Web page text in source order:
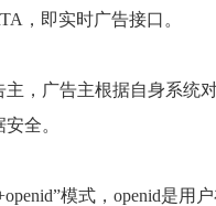
，即实时广告接口。
，广告主根据自身系统
全。
模式，openid是用